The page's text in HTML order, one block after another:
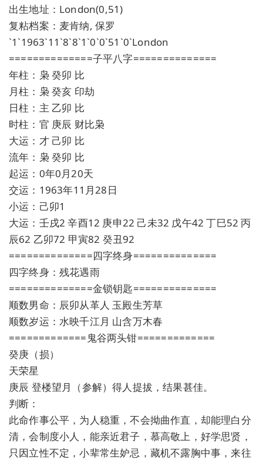
出生地址：London(0,51)
复粘档案：麦肯纳, 保罗
`1`1963`11`8`8`1`0`0`51`0`London
==============子平八字==============
年柱：枭 癸卯 比
月柱：枭 癸亥 印劫
日柱：主 乙卯 比
时柱：官 庚辰 财比枭
大运：才 己卯 比
流年：枭 癸卯 比
起运：0年0月20天
交运：1963年11月28日
小运：己卯1
大运：壬戌2 辛酉12 庚申22 己未32 戊午42 丁巳52 丙
辰62 乙卯72 甲寅82 癸丑92
==============四字终身==============
四字终身：残花遇雨
==============金锁钥匙==============
顺数男命：辰卯从革人 玉殿生芳草
顺数岁运：水映千江月 山含万木春
=============鬼谷两头钳=============
癸庚（损）
天荣星
庚辰 登楼望月（参解）得人提拔，结果甚佳。
判断：
此命作事公平，为人稳重，不会拗曲作直，却能理白分
清，会制度小人，能亲近君子，慕高敬上，好学思贤，
只因立性不定，小辈常生妒忌，藏机不露胸中事，来往